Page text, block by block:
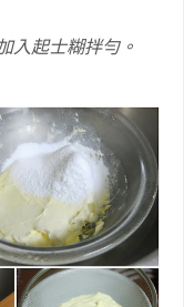
入起士糊拌勻。